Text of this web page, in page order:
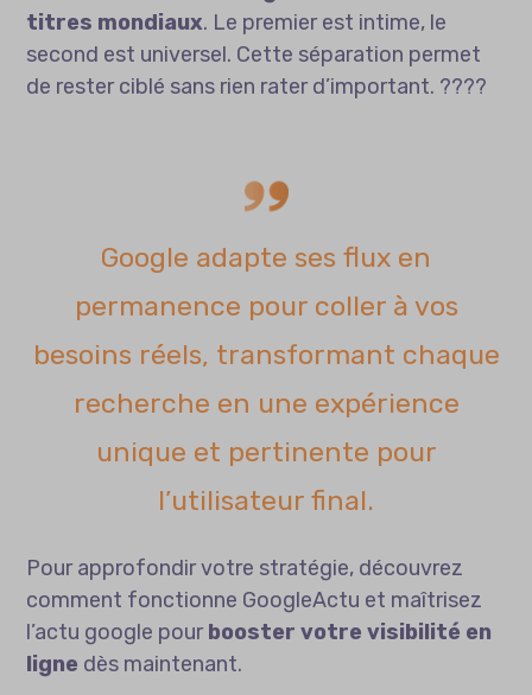
titres mondiaux. Le premier est intime, le
second est universel. Cette séparation permet
de rester ciblé sans rien rater d’important. ????
Google adapte ses flux en
permanence pour coller à vos
besoins réels, transformant chaque
recherche en une expérience
unique et pertinente pour
l’utilisateur final.
Pour approfondir votre stratégie, découvrez
comment fonctionne GoogleActu et maîtrisez
l’actu google pourbooster votre visibilité en
ligne dès maintenant.